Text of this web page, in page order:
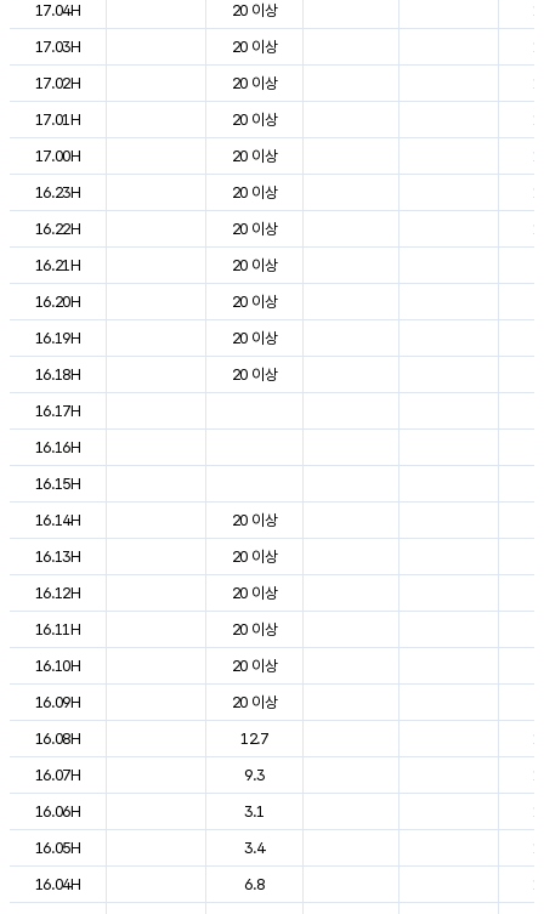
17.04H
20 이상
17.03H
20 이상
17.02H
20 이상
17.01H
20 이상
17.00H
20 이상
16.23H
20 이상
16.22H
20 이상
16.21H
20 이상
16.20H
20 이상
16.19H
20 이상
16.18H
20 이상
16.17H
16.16H
16.15H
16.14H
20 이상
16.13H
20 이상
16.12H
20 이상
16.11H
20 이상
16.10H
20 이상
16.09H
20 이상
16.08H
12.7
16.07H
9.3
16.06H
3.1
16.05H
3.4
16.04H
6.8